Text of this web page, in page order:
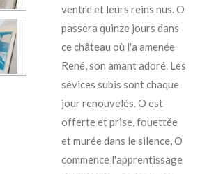
ventre et leurs reins nus. O
passera quinze jours dans
ce château où l'a amenée
René, son amant adoré. Les
sévices subis sont chaque
jour renouvelés. O est
offerte et prise, fouettée
et murée dans le silence, O
commence l'apprentissage